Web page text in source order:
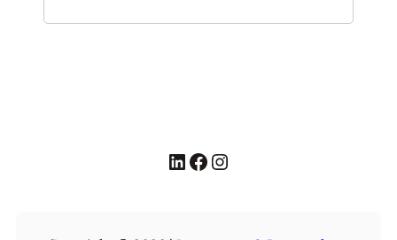
LinkedIn Facebook Instagram